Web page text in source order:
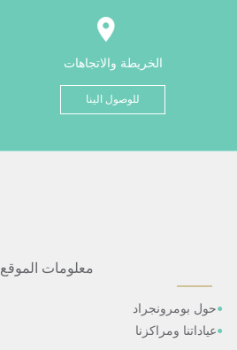
الخريطة والاتجاهات
للوصول الينا
معلومات الموقع
حول بومرونجراد
عياداتنا ومراكزنا